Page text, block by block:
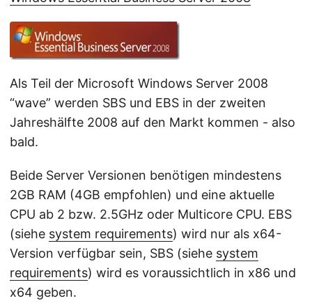
Als Teil der Microsoft Windows Server 2008
“wave” werden SBS und EBS in der zweiten
Jahreshälfte 2008 auf den Markt kommen - also
bald.
Beide Server Versionen benötigen mindestens
2GB RAM (4GB empfohlen) und eine aktuelle
CPU ab 2 bzw. 2.5GHz oder Multicore CPU. EBS
(siehe system requirements) wird nur als x64-
Version verfügbar sein, SBS (siehe system
requirements) wird es voraussichtlich in x86 und
x64 geben.